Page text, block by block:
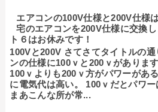
エアコンの100V仕様と200V仕様
宅のエアコンを200V仕様に交換
ト６はお休みです！
100Vと200V さてさてタイトルの
ンの仕様に100ｖと200ｖがありま
100ｖよりも200ｖ方がパワーがあ
に電気代は高い。 100ｖだとパワー
まあこんな所が常...